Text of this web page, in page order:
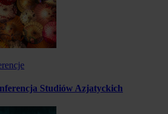
Studiów Azjatyckich